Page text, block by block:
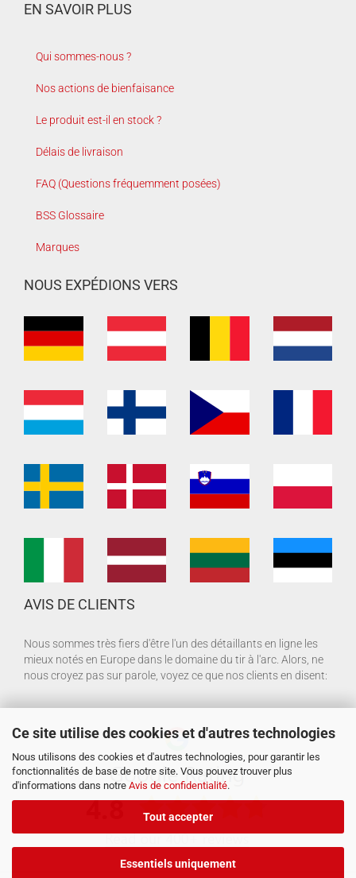
Ce site utilise des cookies et d'autres technologies
Nous utilisons des cookies et d'autres technologies, pour garantir les
fonctionnalités de base de notre site. Vous pouvez trouver plus
d'informations dans notre Avis de confidentialité.
Tout accepter
Essentiels uniquement
EN SAVOIR PLUS
Qui sommes-nous ?
Nos actions de bienfaisance
Le produit est-il en stock ?
Délais de livraison
FAQ (Questions fréquemment posées)
BSS Glossaire
Marques
NOUS EXPÉDIONS VERS
AVIS DE CLIENTS
Nous sommes très fiers d'être l'un des détaillants en ligne les
mieux notés en Europe dans le domaine du tir à l'arc. Alors, ne
nous croyez pas sur parole, voyez ce que nos clients en disent: